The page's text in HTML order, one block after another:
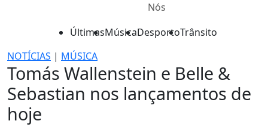
Nós
ÚltimasMúsicaDesportoTrânsito
NOTÍCIAS | MÚSICA
Tomás Wallenstein e Belle &
Sebastian nos lançamentos de
hoje